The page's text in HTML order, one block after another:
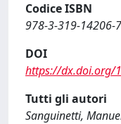
Codice ISBN
978-3-319-14206-7
DOI
https://dx.doi.org/
Tutti gli autori
Sanguinetti,